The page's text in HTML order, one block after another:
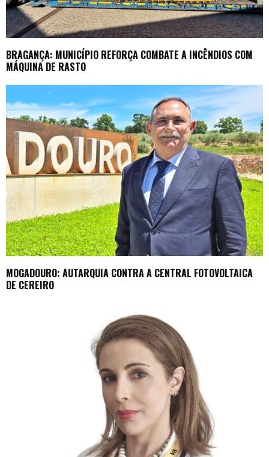
BRAGANÇA: MUNICÍPIO REFORÇA COMBATE A INCÊNDIOS COM
MÁQUINA DE RASTO
MOGADOURO: AUTARQUIA CONTRA A CENTRAL FOTOVOLTAICA
DE CEREIRO